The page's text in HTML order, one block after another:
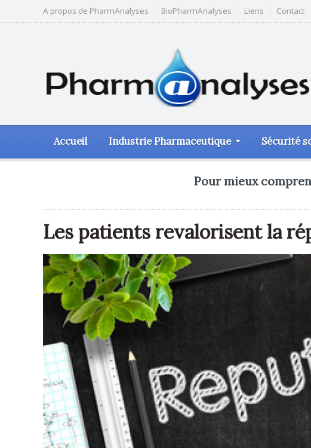
A propos de PharmAnalyses BioPharmAnalyses Liens Contact
Accueil Industrie Pharmaceutique Sécurité
Pour mieux
Les patients revalorisent la